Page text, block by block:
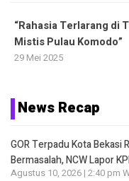
“Rahasia Terlarang di
Mistis Pulau Komodo”
29 Mei 2025
News Recap
GOR Terpadu Kota Bekasi
Bermasalah, NCW Lapor
Agustus 10, 2026 | 2:40 pm